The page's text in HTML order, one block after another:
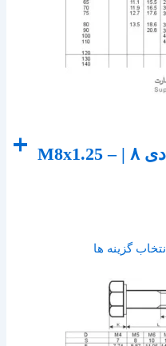
پیچ شش گوش فولادی ۸ | M8x1.25 –
انتخاب گزینه ها